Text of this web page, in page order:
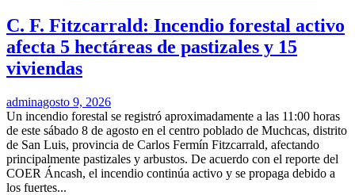
C. F. Fitzcarrald: Incendio forestal activo
afecta 5 hectáreas de pastizales y 15
viviendas
adminagosto 9, 2026
Un incendio forestal se registró aproximadamente a las 11:00 horas
de este sábado 8 de agosto en el centro poblado de Muchcas, distrito
de San Luis, provincia de Carlos Fermín Fitzcarrald, afectando
principalmente pastizales y arbustos. De acuerdo con el reporte del
COER Áncash, el incendio continúa activo y se propaga debido a
los fuertes...